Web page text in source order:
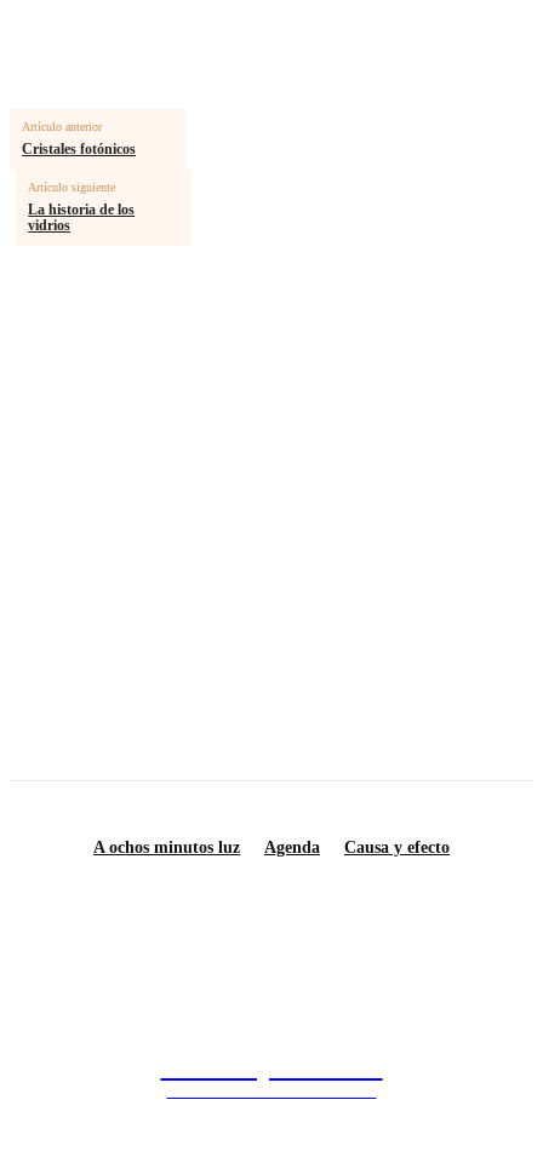
Artículo anterior
Cristales fotónicos
Artículo siguiente
La historia de los
vidrios
A ochos minutos luz Agenda Causa y efecto